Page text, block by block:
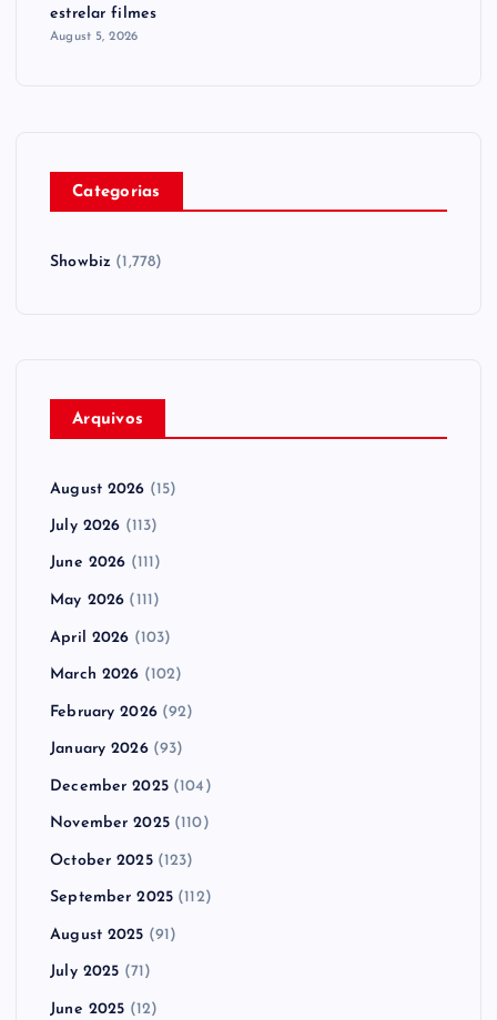
estrelar filmes
August 5, 2026
Categorias
Showbiz (1,778)
Arquivos
August 2026 (15)
July 2026 (113)
June 2026 (111)
May 2026 (111)
April 2026 (103)
March 2026 (102)
February 2026(92)
January 2026(93)
December 2025(104)
November 2025(110)
October 2025(123)
September 2025 (112)
August 2025 (91)
July 2025 (71)
June 2025 (12)